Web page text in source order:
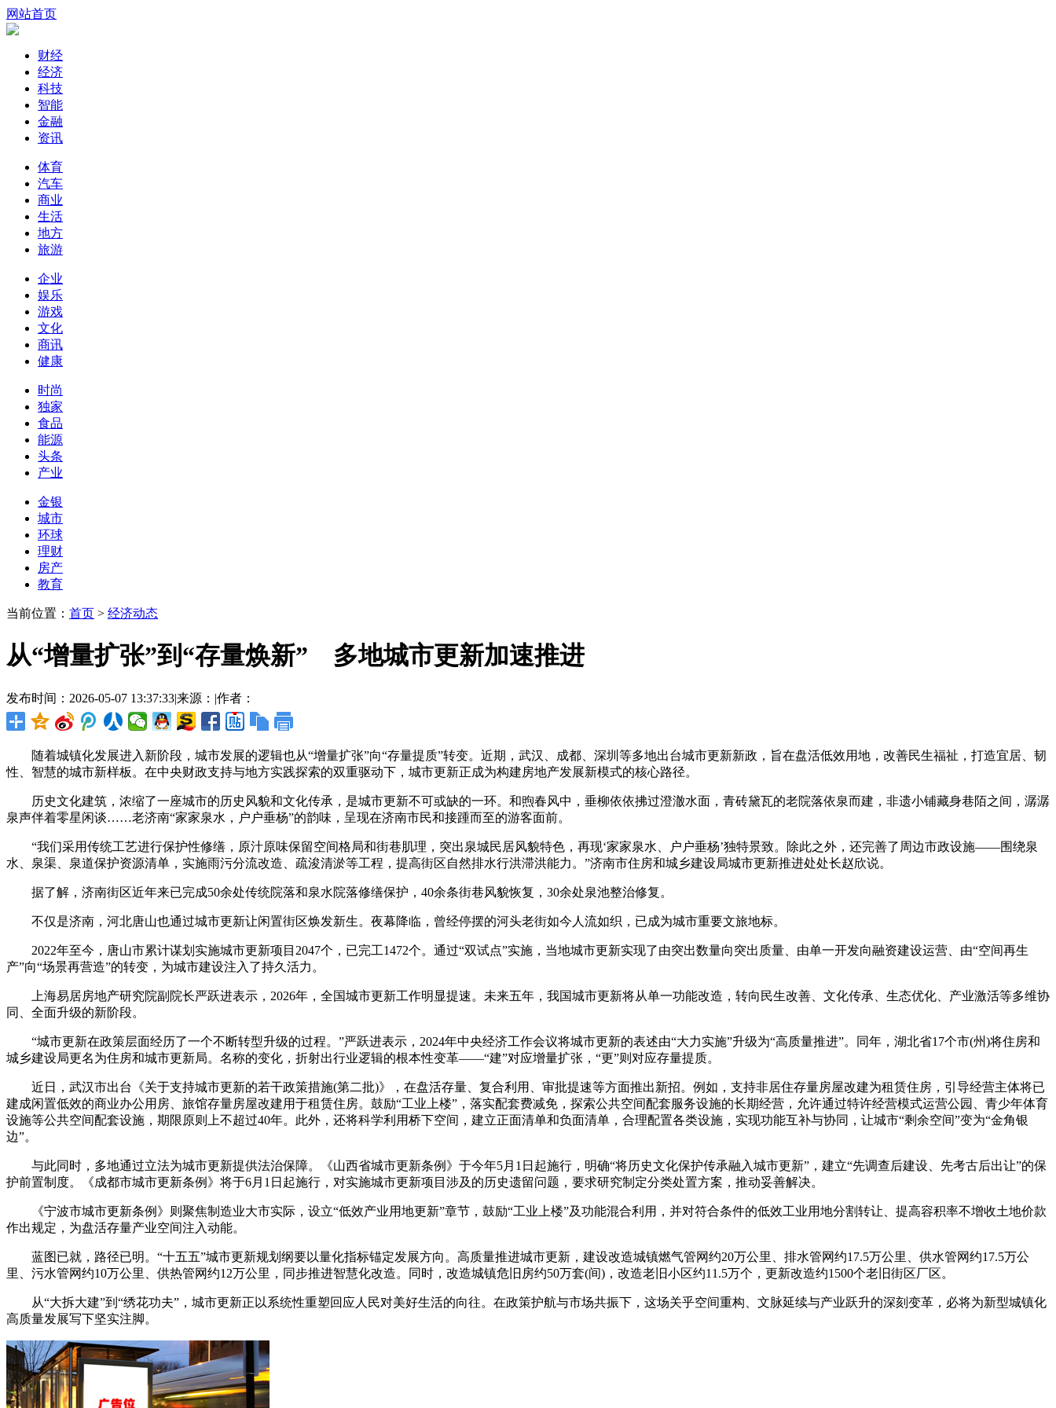
网站首页
财经
经济
科技
智能
金融
资讯
体育
汽车
商业
生活
地方
旅游
企业
娱乐
游戏
文化
商讯
健康
时尚
独家
食品
能源
头条
产业
金银
城市
环球
理财
房产
教育
当前位置： 首页 > 经济动态
从“增量扩张”到“存量焕新” 多地城市更新加速推进
发布时间：2026-05-07 13:37:33|来源： |作者：
随着城镇化发展进入新阶段，城市发展的逻辑也从“增量扩张”向“存量提质”转变。近期，武汉、成都、深圳等多地出台城市更新新政，旨在盘活低效用地，改善民生福祉，打造宜居、韧
性、智慧的城市新样板。在中央财政支持与地方实践探索的双重驱动下，城市更新正成为构建房地产发展新模式的核心路径。
历史文化建筑，浓缩了一座城市的历史风貌和文化传承，是城市更新不可或缺的一环。和煦春风中，垂柳依依拂过澄澈水面，青砖黛瓦的老院落依泉而建，非遗小铺藏身巷陌之间，潺潺
泉声伴着零星闲谈……老济南“家家泉水，户户垂杨”的韵味，呈现在济南市民和接踵而至的游客面前。
“我们采用传统工艺进行保护性修缮，原汁原味保留空间格局和街巷肌理，突出泉城民居风貌特色，再现‘家家泉水、户户垂杨’独特景致。除此之外，还完善了周边市政设施——围绕泉
水、泉渠、泉道保护资源清单，实施雨污分流改造、疏浚清淤等工程，提高街区自然排水行洪滞洪能力。”济南市住房和城乡建设局城市更新推进处处长赵欣说。
据了解，济南街区近年来已完成50余处传统院落和泉水院落修缮保护，40余条街巷风貌恢复，30余处泉池整治修复。
不仅是济南，河北唐山也通过城市更新让闲置街区焕发新生。夜幕降临，曾经停摆的河头老街如今人流如织，已成为城市重要文旅地标。
2022年至今，唐山市累计谋划实施城市更新项目2047个，已完工1472个。通过“双试点”实施，当地城市更新实现了由突出数量向突出质量、由单一开发向融资建设运营、由“空间再生
产”向“场景再营造”的转变，为城市建设注入了持久活力。
上海易居房地产研究院副院长严跃进表示，2026年，全国城市更新工作明显提速。未来五年，我国城市更新将从单一功能改造，转向民生改善、文化传承、生态优化、产业激活等多维协
同、全面升级的新阶段。
“城市更新在政策层面经历了一个不断转型升级的过程。”严跃进表示，2024年中央经济工作会议将城市更新的表述由“大力实施”升级为“高质量推进”。同年，湖北省17个市(州)将住房和
城乡建设局更名为住房和城市更新局。名称的变化，折射出行业逻辑的根本性变革——“建”对应增量扩张，“更”则对应存量提质。
近日，武汉市出台《关于支持城市更新的若干政策措施(第二批)》，在盘活存量、复合利用、审批提速等方面推出新招。例如，支持非居住存量房屋改建为租赁住房，引导经营主体将已
建成闲置低效的商业办公用房、旅馆存量房屋改建用于租赁住房。鼓励“工业上楼”，落实配套费减免，探索公共空间配套服务设施的长期经营，允许通过特许经营模式运营公园、青少年体育
设施等公共空间配套设施，期限原则上不超过40年。此外，还将科学利用桥下空间，建立正面清单和负面清单，合理配置各类设施，实现功能互补与协同，让城市“剩余空间”变为“金角银
边”。
与此同时，多地通过立法为城市更新提供法治保障。《山西省城市更新条例》于今年5月1日起施行，明确“将历史文化保护传承融入城市更新”，建立“先调查后建设、先考古后出让”的保
护前置制度。《成都市城市更新条例》将于6月1日起施行，对实施城市更新项目涉及的历史遗留问题，要求研究制定分类处置方案，推动妥善解决。
《宁波市城市更新条例》则聚焦制造业大市实际，设立“低效产业用地更新”章节，鼓励“工业上楼”及功能混合利用，并对符合条件的低效工业用地分割转让、提高容积率不增收土地价款
作出规定，为盘活存量产业空间注入动能。
蓝图已就，路径已明。“十五五”城市更新规划纲要以量化指标锚定发展方向。高质量推进城市更新，建设改造城镇燃气管网约20万公里、排水管网约17.5万公里、供水管网约17.5万公
里、污水管网约10万公里、供热管网约12万公里，同步推进智慧化改造。同时，改造城镇危旧房约50万套(间)，改造老旧小区约11.5万个，更新改造约1500个老旧街区厂区。
从“大拆大建”到“绣花功夫”，城市更新正以系统性重塑回应人民对美好生活的向往。在政策护航与市场共振下，这场关乎空间重构、文脉延续与产业跃升的深刻变革，必将为新型城镇化
高质量发展写下坚实注脚。